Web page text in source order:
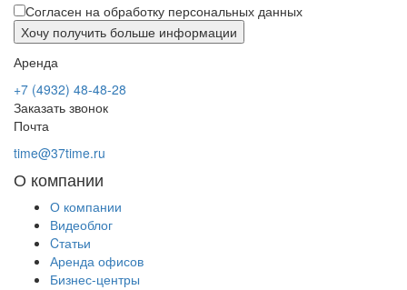
Согласен на обработку персональных данных
Аренда
+7 (4932) 48-48-28
Заказать звонок
Почта
time@37time.ru
О компании
О компании
Видеоблог
Cтатьи
Аренда офисов
Бизнес-центры